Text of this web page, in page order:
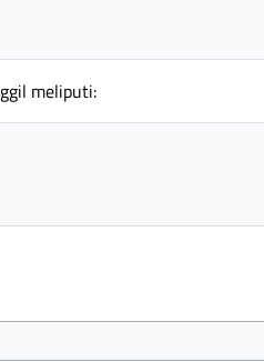
meliputi: